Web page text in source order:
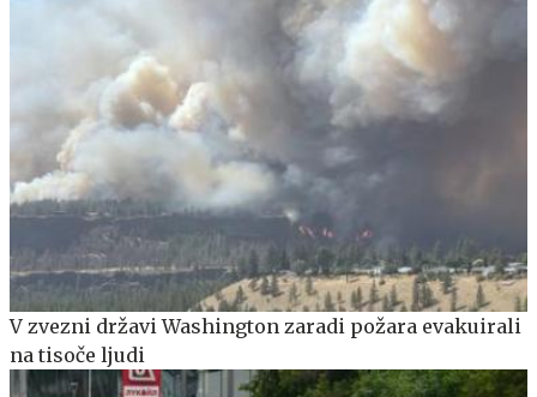
V zvezni državi Washington zaradi požara evakuirali
na tisoče ljudi